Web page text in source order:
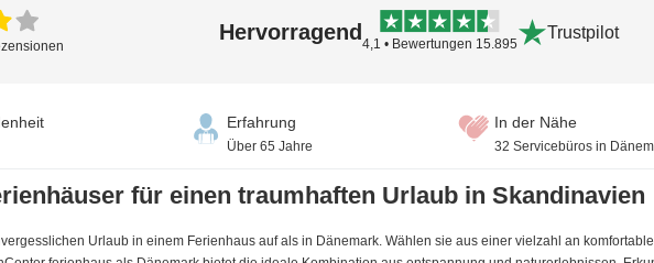
Hervorragend 4,1 • Bewertungen 15.895
Trustpilot
Erfahrung
Über 65 Jahre
In der Nähe
32 Servicebüros in
für einen traumhaften Urlaub in Skandinavien
Urlaub in einem Ferienhaus auf als in Dänemark. Wählen sie aus einer vielzahl an